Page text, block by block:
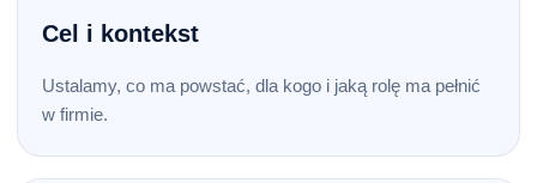
Cel i kontekst
Ustalamy, co ma powstać, dla kogo i jaką rolę ma pełnić
w firmie.